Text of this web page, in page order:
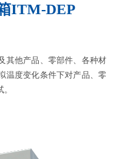
ITM-DEP
其他产品、零部件、各种材
温度变化条件下对产品、零